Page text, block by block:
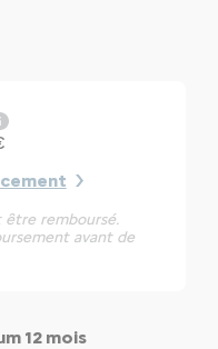
remboursé.
avant de
12 mois